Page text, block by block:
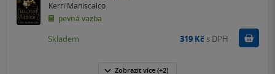
Kerri Maniscalco
pevná vazba
Skladem 319 Kč s DPH
Zobrazit více (+2)